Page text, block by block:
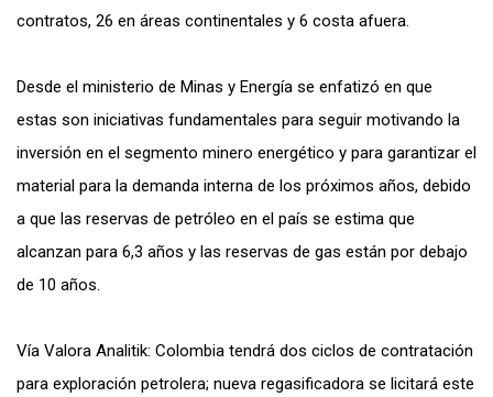
contratos, 26 en áreas continentales y 6 costa afuera.
Desde el ministerio de Minas y Energía se enfatizó en que
estas son iniciativas fundamentales para seguir motivando la
inversión en el segmento minero energético y para garantizar el
material para la demanda interna de los próximos años, debido
a que las reservas de petróleo en el país se estima que
alcanzan para 6,3 años y las reservas de gas están por debajo
de 10 años.
Vía Valora Analitik: Colombia tendrá dos ciclos de contratación
para exploración petrolera; nueva regasificadora se licitará este